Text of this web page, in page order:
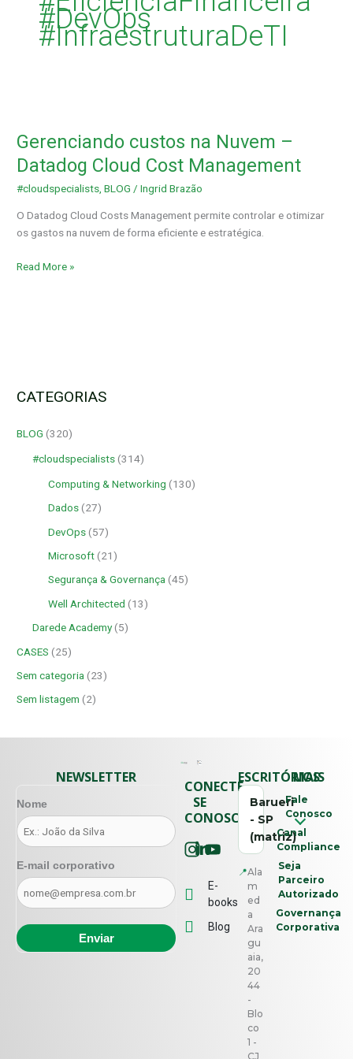
#DevOps
#InfraestruturaDeTI
Gerenciando custos na Nuvem –
Datadog Cloud Cost Management
#cloudspecialists ,BLOG /Ingrid Brazão
O Datadog Cloud Costs Management permite controlar e otimizar
os gastos na nuvem de forma eficiente e estratégica.
na
Nuvem
–
Datadog
Management
Read More »
CATEGORIAS
BLOG (320)
#cloudspecialists (314)
Computing & Networking (130)
Dados (27)
DevOps (57)
Microsoft (21)
Segurança & Governança (45)
Well Architected (13)
Darede Academy(5)
CASES (25)
Sem categoria (23)
Sem listagem (2)
CONECTE-
SE
CONOSCO
E-
books
Blog
ESCRITÓRIOS
Barueri
- SP
(matriz)
📍Ala
m
ed
a
Ara
gu
aia,
20
44
-
Blo
co
1 -
CJ
MAIS
Fale
Conosco
Canal
Compliance
Seja
Parceiro
Autorizado
Governança
Corporativa
NEWSLETTER
Nome
E-mail corporativo